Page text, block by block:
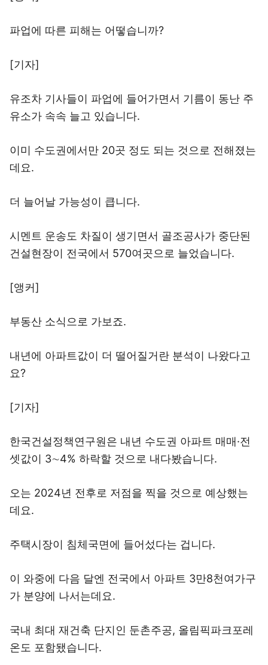
파업에 따른 피해는 어떻습니까?
[기자]
유조차 기사들이 파업에 들어가면서 기름이 동난 주
유소가 속속 늘고 있습니다.
이미 수도권에서만 20곳 정도 되는 것으로 전해졌는
데요.
더 늘어날 가능성이 큽니다.
시멘트 운송도 차질이 생기면서 골조공사가 중단된
건설현장이 전국에서 570여곳으로 늘었습니다.
[앵커]
부동산 소식으로 가보죠.
내년에 아파트값이 더 떨어질거란 분석이 나왔다고
요?
[기자]
한국건설정책연구원은 내년 수도권 아파트 매매·전
셋값이 3∼4% 하락할 것으로 내다봤습니다.
오는 2024년 전후로 저점을 찍을 것으로 예상했는
데요.
주택시장이 침체국면에 들어섰다는 겁니다.
이 와중에 다음 달엔 전국에서 아파트 3만8천여가구
가 분양에 나서는데요.
국내 최대 재건축 단지인 둔촌주공, 올림픽파크포레
온도 포함됐습니다.